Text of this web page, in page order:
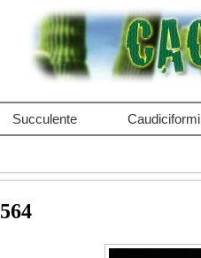
Succulente Caudiciformi